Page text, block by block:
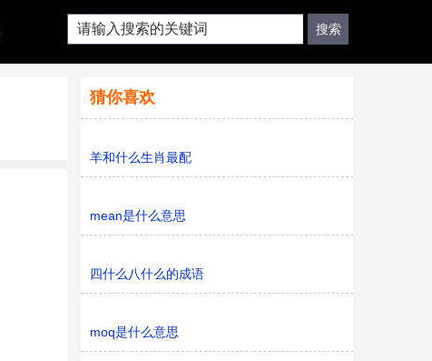
猜你喜欢
羊和什么生肖最配
mean是什么意思
四什么八什么的成语
moq是什么意思